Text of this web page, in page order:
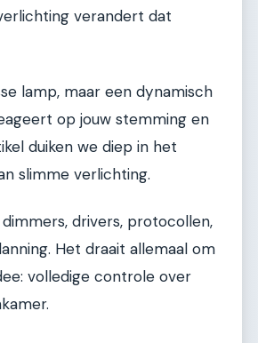
verandert dat
lamp, maar een dynamisch
op jouw stemming en
duiken we diep in het
slimme verlichting.
drivers, protocollen,
Het draait allemaal om
volledige controle over